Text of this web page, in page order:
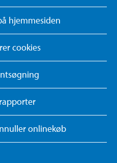
hjemmesiden
cookies
onlinekøb